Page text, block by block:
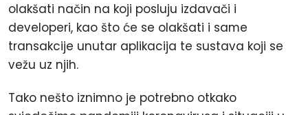
olakšati način na koji posluju izdavači i
developeri, kao što će se olakšati i same
transakcije unutar aplikacija te sustava koji se
vežu uz njih.
Tako nešto iznimno je potrebno otkako